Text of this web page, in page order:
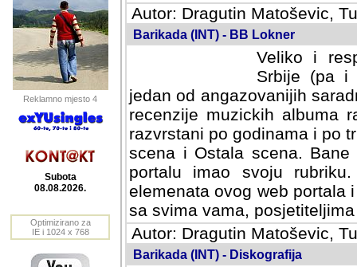
Reklamno mjesto 4
Subota
08.08.2026.
Optimizirano za
IE i 1024 x 768
Autor: Dragutin Matoševic,
Barikada (INT) - BB Lokner
Veliko i
Srbije (pa i
jedan od angazovanijih
recenzije muzickih albuma
razvrstani po godinama i po
scena i Ostala scena.
portalu imao svoju
elemenata ovog web portala
sa svima vama,
Autor: Dragutin Matoševic,
Barikada (INT) - Diskografija